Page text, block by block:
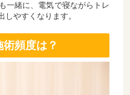
一緒に、電気で寝ながらトレ
やすくなります。
頻度は？